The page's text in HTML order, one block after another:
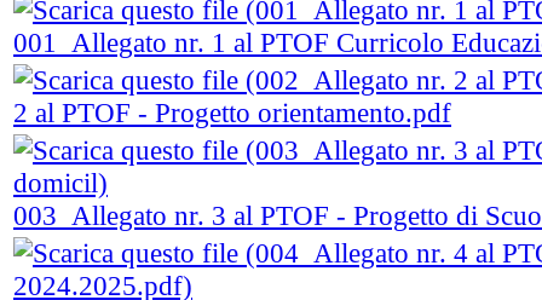
001_Allegato nr. 1 al PTOF Curricolo
2 al PTOF - Progetto orientamento.pdf
003_Allegato nr. 3 al PTOF - Progetto di